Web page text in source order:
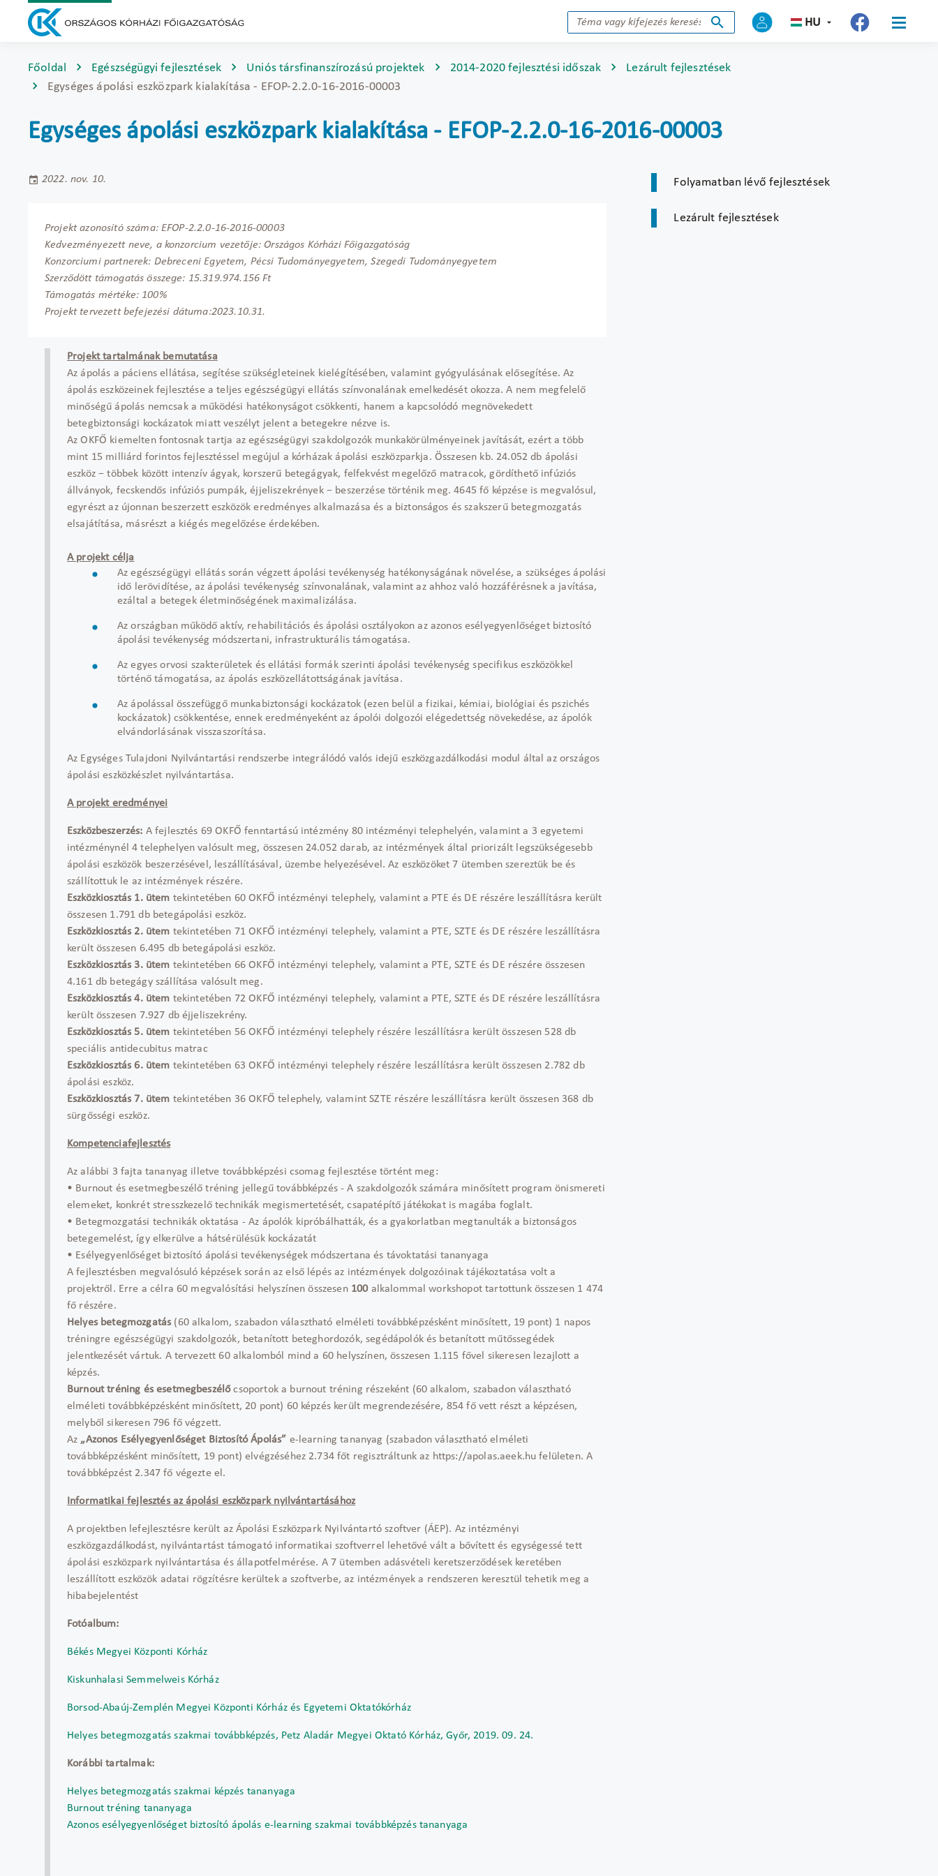
HU
Főoldal Egészségügyi fejlesztések Uniós társfinanszírozású projektek 2014-2020 fejlesztési időszak
Lezárult fejlesztések
Egységes ápolási eszközpark kialakítása - EFOP-2.2.0-16-2016-00003
Egységes ápolási eszközpark kialakítása - EFOP-2.2.0-16-2016-00003
2022. nov. 10.
Projekt azonosító száma: EFOP-2.2.0-16-2016-00003
Kedvezményezett neve, a konzorcium vezetője: Országos Kórházi Főigazgatóság
Konzorciumi partnerek: Debreceni Egyetem, Pécsi Tudományegyetem, Szegedi Tudományegyetem
Szerződött támogatás összege: 15.319.974.156 Ft
Támogatás mértéke: 100%
Projekt tervezett befejezési dátuma:2023.10.31.
Projekt tartalmának bemutatása
Az ápolás a páciens ellátása, segítése szükségleteinek kielégítésében, valamint gyógyulásának elősegítése. Az
ápolás eszközeinek fejlesztése a teljes egészségügyi ellátás színvonalának emelkedését okozza. A nem megfelelő
minőségű ápolás nemcsak a működési hatékonyságot csökkenti, hanem a kapcsolódó megnövekedett
betegbiztonsági kockázatok miatt veszélyt jelent a betegekre nézve is.
Az OKFŐ kiemelten fontosnak tartja az egészségügyi szakdolgozók munkakörülményeinek javítását, ezért a több
mint 15 milliárd forintos fejlesztéssel megújul a kórházak ápolási eszközparkja. Összesen kb. 24.052 db ápolási
eszköz − többek között intenzív ágyak, korszerű betegágyak, felfekvést megelőző matracok, gördíthető infúziós
állványok, fecskendős infúziós pumpák, éjjeliszekrények − beszerzése történik meg. 4645 fő képzése is megvalósul,
egyrészt az újonnan beszerzett eszközök eredményes alkalmazása és a biztonságos és szakszerű betegmozgatás
elsajátítása, másrészt a kiégés megelőzése érdekében.
A projekt célja
Az egészségügyi ellátás során végzett ápolási tevékenység hatékonyságának növelése, a szükséges ápolási
idő lerövidítése, az ápolási tevékenység színvonalának, valamint az ahhoz való hozzáférésnek a javítása,
ezáltal a betegek életminőségének maximalizálása.
Az országban működő aktív, rehabilitációs és ápolási osztályokon az azonos esélyegyenlőséget biztosító
ápolási tevékenység módszertani, infrastrukturális támogatása.
Az egyes orvosi szakterületek és ellátási formák szerinti ápolási tevékenység specifikus eszközökkel
történő támogatása, az ápolás eszközellátottságának javítása.
Az ápolással összefüggő munkabiztonsági kockázatok (ezen belül a fizikai, kémiai, biológiai és pszichés
kockázatok) csökkentése, ennek eredményeként az ápolói dolgozói elégedettség növekedése, az ápolók
elvándorlásának visszaszorítása.
Az Egységes Tulajdoni Nyilvántartási rendszerbe integrálódó valós idejű eszközgazdálkodási modul által az országos
ápolási eszközkészlet nyilvántartása.
A projekt eredményei
Eszközbeszerzés: A fejlesztés 69 OKFŐ fenntartású intézmény 80 intézményi telephelyén, valamint a 3 egyetemi
intézménynél 4 telephelyen valósult meg, összesen 24.052 darab, az intézmények által priorizált legszükségesebb
ápolási eszközök beszerzésével, leszállításával, üzembe helyezésével. Az eszközöket 7 ütemben szereztük be és
szállítottuk le az intézmények részére.
Eszközkiosztás 1. ütem tekintetében 60 OKFŐ intézményi telephely, valamint a PTE és DE részére leszállításra került
összesen 1.791 db betegápolási eszköz.
Eszközkiosztás 2. ütem tekintetében 71 OKFŐ intézményi telephely, valamint a PTE, SZTE és DE részére leszállításra
került összesen 6.495 db betegápolási eszköz.
Eszközkiosztás 3. ütem tekintetében 66 OKFŐ intézményi telephely, valamint a PTE, SZTE és DE részére összesen
4.161 db betegágy szállítása valósult meg.
Eszközkiosztás 4. ütem tekintetében 72 OKFŐ intézményi telephely, valamint a PTE, SZTE és DE részére leszállításra
került összesen 7.927 db éjjeliszekrény.
Eszközkiosztás 5. ütem tekintetében 56 OKFŐ intézményi telephely részére leszállításra került összesen 528 db
speciális antidecubitus matrac
Eszközkiosztás 6. ütem tekintetében 63 OKFŐ intézményi telephely részére leszállításra került összesen 2.782 db
ápolási eszköz.
Eszközkiosztás 7. ütem tekintetében 36 OKFŐ telephely, valamint SZTE részére leszállításra került összesen 368 db
sürgősségi eszköz.
Kompetenciafejlesztés
Az alábbi 3 fajta tananyag illetve továbbképzési csomag fejlesztése történt meg:
• Burnout és esetmegbeszélő tréning jellegű továbbképzés - A szakdolgozók számára minősített program önismereti
elemeket, konkrét stresszkezelő technikák megismertetését, csapatépítő játékokat is magába foglalt.
• Betegmozgatási technikák oktatása - Az ápolók kipróbálhatták, és a gyakorlatban megtanulták a biztonságos
betegemelést, így elkerülve a hátsérülésük kockázatát
• Esélyegyenlőséget biztosító ápolási tevékenységek módszertana és távoktatási tananyaga
A fejlesztésben megvalósuló képzések során az első lépés az intézmények dolgozóinak tájékoztatása volt a
projektről. Erre a célra 60 megvalósítási helyszínen összesen 100alkalommal workshopot tartottunk összesen 1 474
fő részére.
Helyes betegmozgatás(60 alkalom, szabadon választható elméleti továbbképzésként minősített, 19 pont) 1 napos
tréningre egészségügyi szakdolgozók, betanított beteghordozók, segédápolók és betanított műtőssegédek
jelentkezését vártuk. A tervezett 60 alkalomból mind a 60 helyszínen, összesen 1.115 fővel sikeresen lezajlott a
képzés.
Burnout tréning és esetmegbeszélőcsoportok a burnout tréning részeként (60 alkalom, szabadon választható
elméleti továbbképzésként minősített, 20 pont) 60 képzés került megrendezésére, 854 fő vett részt a képzésen,
melyből sikeresen 796 fő végzett.
Az „Azonos Esélyegyenlőséget Biztosító Ápolás” e-learning tananyag (szabadon választható elméleti
továbbképzésként minősített, 19 pont) elvégzéséhez 2.734 főt regisztráltunk az https://apolas.aeek.hu felületen. A
továbbképzést 2.347 fő végezte el.
Informatikai fejlesztés az ápolási eszközpark nyilvántartásához
A projektben lefejlesztésre került az Ápolási Eszközpark Nyilvántartó szoftver (ÁEP). Az intézményi
eszközgazdálkodást, nyilvántartást támogató informatikai szoftverrel lehetővé vált a bővített és egységessé tett
ápolási eszközpark nyilvántartása és állapotfelmérése. A 7 ütemben adásvételi keretszerződések keretében
leszállított eszközök adatai rögzítésre kerültek a szoftverbe, az intézmények a rendszeren keresztül tehetik meg a
hibabejelentést
Fotóalbum:
Békés Megyei Központi Kórház
Kiskunhalasi Semmelweis Kórház
Borsod-Abaúj-Zemplén Megyei Központi Kórház és Egyetemi Oktatókórház
Helyes betegmozgatás szakmai továbbképzés, Petz Aladár Megyei Oktató Kórház, Győr, 2019. 09. 24.
Korábbi tartalmak:
Helyes betegmozgatás szakmai képzés tananyaga
Burnout tréning tananyaga
Azonos esélyegyenlőséget biztosító ápolás e-learning szakmai továbbképzés tananyaga
Folyamatban lévő fejlesztések
Lezárult fejlesztések